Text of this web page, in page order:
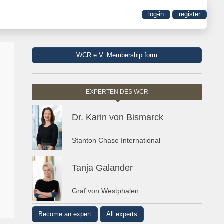
log-in register
WCR e.V. Membership form
EXPERTEN DES WCR
Dr. Karin von Bismarck
Stanton Chase International
Tanja Galander
Graf von Westphalen
Become an expert All experts